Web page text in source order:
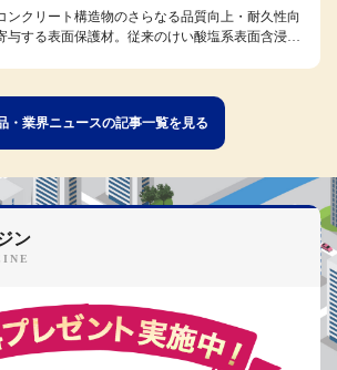
ンクリート構造物のさらなる品質向上・耐久性向
与する表面保護材。従来のけい酸塩系表面含浸材
・業界ニュースの記事一覧を見る
ン